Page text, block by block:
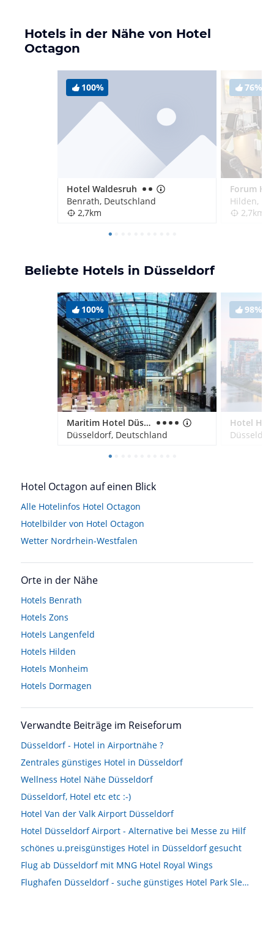
Hotels in der Nähe von Hotel
Octagon
100%
Hotel Waldesruh
Benrath, Deutschland
2,7km
76%
Forum
Hilden,
2,7km
Beliebte Hotels in Düsseldorf
100%
Maritim Hotel Düsseldorf
Düsseldorf, Deutschland
98%
Hotel Octagon auf einen Blick
Alle Hotelinfos Hotel Octagon
Hotelbilder von Hotel Octagon
Wetter Nordrhein-Westfalen
Orte in der Nähe
Hotels Benrath
Hotels Zons
Hotels Langenfeld
Hotels Hilden
Hotels Monheim
Hotels Dormagen
Verwandte Beiträge im Reiseforum
Düsseldorf - Hotel in Airportnähe ?
Zentrales günstiges Hotel in Düsseldorf
Wellness Hotel Nähe Düsseldorf
Düsseldorf, Hotel etc etc :-)
Hotel Van der Valk Airport Düsseldorf
Hotel Düsseldorf Airport - Alternative bei Messe zu Hilf
schönes u.preisgünstiges Hotel in Düsseldorf gesucht
Flug ab Düsseldorf mit MNG Hotel Royal Wings
Flughafen Düsseldorf - suche günstiges Hotel Park Sleep &amp; fly